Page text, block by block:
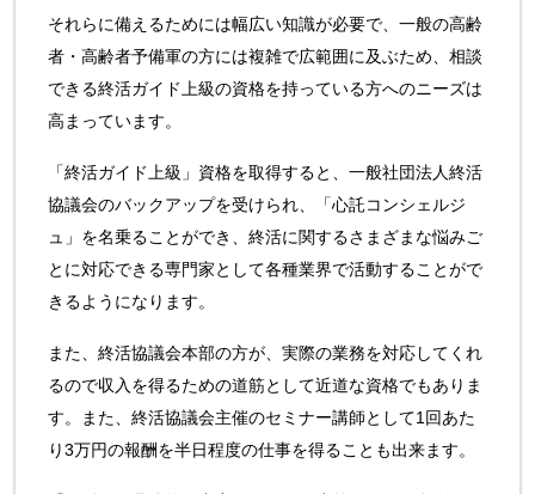
それらに備えるためには幅広い知識が必要で、一般の高齢
者・高齢者予備軍の方には複雑で広範囲に及ぶため、相談
できる終活ガイド上級の資格を持っている方へのニーズは
高まっています。
「終活ガイド上級」資格を取得すると、一般社団法人終活
協議会のバックアップを受けられ、「心託コンシェルジ
ュ」を名乗ることができ、終活に関するさまざまな悩みご
とに対応できる専門家として各種業界で活動することがで
きるようになります。
また、終活協議会本部の方が、実際の業務を対応してくれ
るので収入を得るための道筋として近道な資格でもありま
す。また、終活協議会主催のセミナー講師として1回あた
り3万円の報酬を半日程度の仕事を得ることも出来ます。